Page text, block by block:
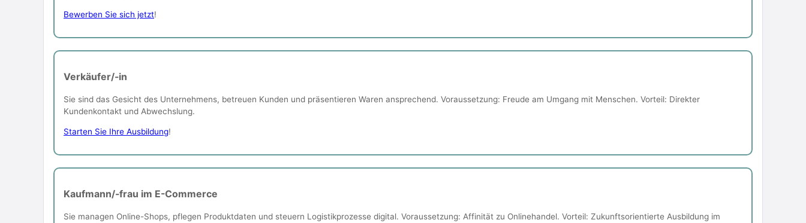
Bewerben Sie sich jetzt!
Verkäufer/-in
Sie sind das Gesicht des Unternehmens, betreuen Kunden und präsentieren Waren ansprechend. Voraussetzung: Freude am Umgang mit Menschen. Vorteil: Direkter
Kundenkontakt und Abwechslung.
Starten Sie Ihre Ausbildung!
Kaufmann/-frau im E-Commerce
Sie managen Online-Shops, pflegen Produktdaten und steuern Logistikprozesse digital. Voraussetzung: Affinität zu Onlinehandel. Vorteil: Zukunftsorientierte Ausbildung im